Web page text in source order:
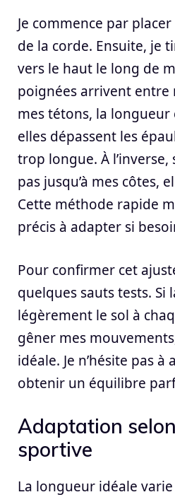
Je commence par
de la corde. Ensuite, je
vers le haut le long de
poignées arrivent entre
mes tétons, la longueur
elles dépassent les
trop longue. À
pas jusqu’à mes côtes,
Cette méthode rapide
précis à adapter si
Pour confirmer cet
quelques sauts tests. Si
légèrement le sol à
gêner mes
idéale. Je n’hésite pas
obtenir un équilibre
Adaptation
sportive
La longueur idéale varie